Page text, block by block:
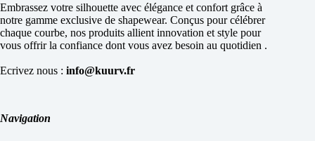
Embrassez votre silhouette avec élégance et confort grâce à
notre gamme exclusive de shapewear. Conçus pour célébrer
chaque courbe, nos produits allient innovation et style pour
vous offrir la confiance dont vous avez besoin au quotidien .
Ecrivez nous : info@kuurv.fr
Navigation